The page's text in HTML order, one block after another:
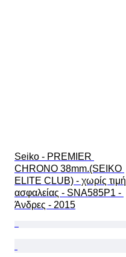
Seiko - PREMIER
CHRONO 38mm.(SEIKO
ELITE CLUB) - χωρίς τιμή
ασφαλείας - SNA585P1 -
Άνδρες - 2015